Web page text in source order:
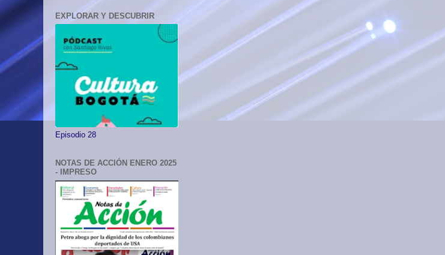
EXPLORAR Y DESCUBRIR
Episodio 28
NOTAS DE ACCIÓN ENERO 2025
- IMPRESO